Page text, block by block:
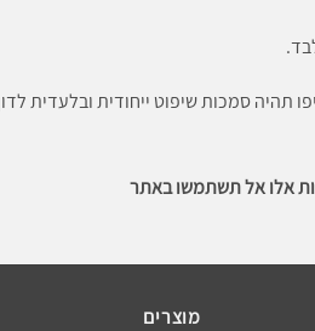
תהיה סמכות שיפוט ייחודית ובלעדית
אלו אל תשתמשו באתר
מוצרים